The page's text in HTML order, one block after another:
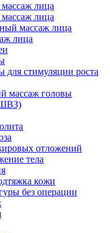
лица
лица
массаж лица
лица
для стимуляции роста
массаж головы
отложений
тела
кожи
без операции